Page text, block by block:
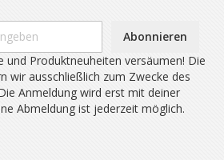
Abonnieren
und Produktneuheiten versäumen! Die
wir ausschließlich zum Zwecke des
Anmeldung wird erst mit deiner
Abmeldung ist jederzeit möglich.